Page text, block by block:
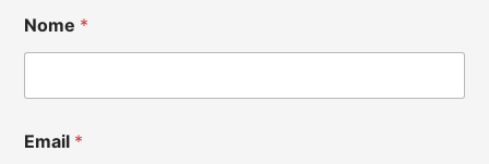
o
r
Nome *
Email *